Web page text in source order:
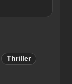
Thriller